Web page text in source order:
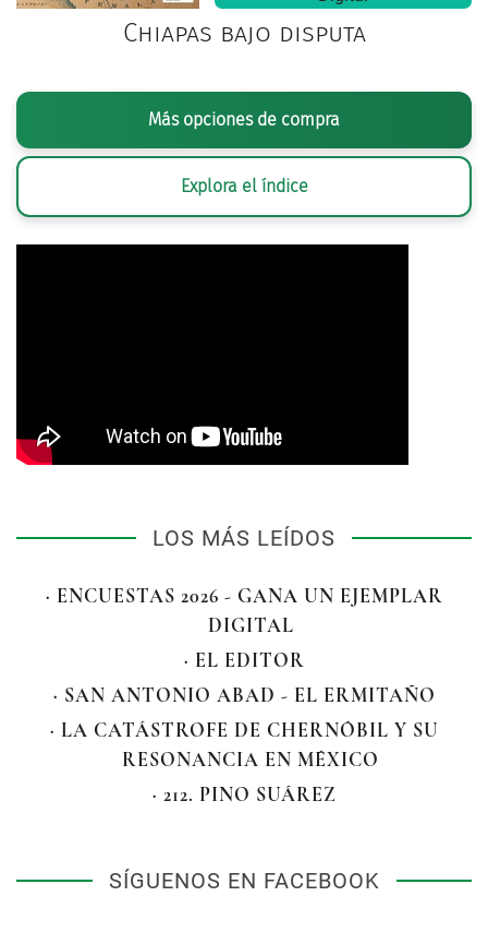
Chiapas bajo disputa
Más opciones de compra
Explora el índice
LOS MÁS LEÍDOS
· ENCUESTAS 2026 - GANA UN EJEMPLAR
DIGITAL
· EL EDITOR
· SAN ANTONIO ABAD - EL ERMITAÑO
· LA CATÁSTROFE DE CHERNÓBIL Y SU
RESONANCIA EN MÉXICO
· 212. PINO SUÁREZ
SÍGUENOS EN FACEBOOK